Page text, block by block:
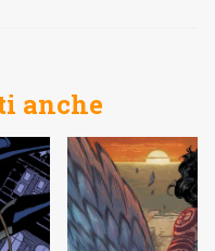
anche